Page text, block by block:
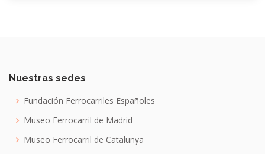
Nuestras sedes
Fundación Ferrocarriles Españoles
Museo Ferrocarril de Madrid
Museo Ferrocarril de Catalunya